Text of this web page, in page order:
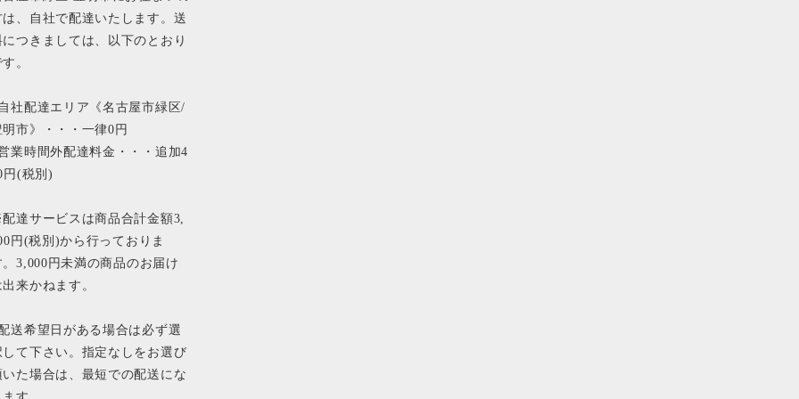
は、自社で配達いたします。送
につきましては、以下のとおり
。
社配達エリア《名古屋市緑区/
明市》・・・一律0円
業時間外配達料金・・・追加4
円(税別)
達サービスは商品合計金額3,
円(税別)から行っておりま
。3,000円未満の商品のお届け
出来かねます。
送希望日がある場合は必ず選
して下さい。指定なしをお選び
いた場合は、最短での配送にな